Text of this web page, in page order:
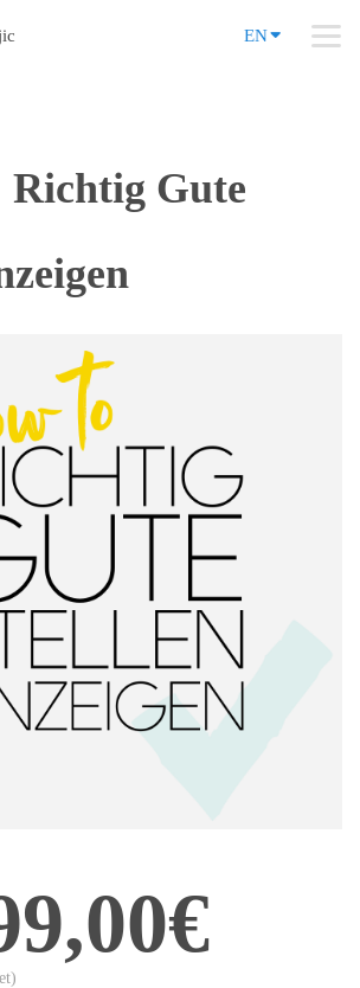
EN
Richtig Gute